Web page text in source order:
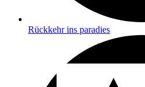
Rückkehr ins paradies